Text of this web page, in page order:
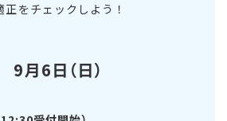
をチェックしよう！
月6日（日）